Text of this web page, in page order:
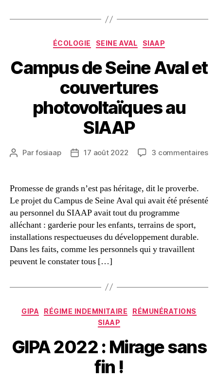
Catégories
ÉCOLOGIE SEINE AVAL SIAAP
Campus de Seine Aval et
couvertures
photovoltaïques au
SIAAP
Auteur
Parfosiaap
Date17 août 2022 3 commentaires
et
Promesse de grands n’est pas héritage, dit le proverbe.
Le projet du Campus de Seine Aval qui avait été présenté
au personnel du SIAAP avait tout du programme
alléchant : garderie pour les enfants, terrains de sport,
installations respectueuses du développement durable.
Dans les faits, comme les personnels qui y travaillent
peuvent le constater tous […]
Catégories
GIPA RÉGIME INDEMNITAIRE
RÉMUNÉRATIONS
SIAAP
GIPA 2022 : Mirage sans
fin !